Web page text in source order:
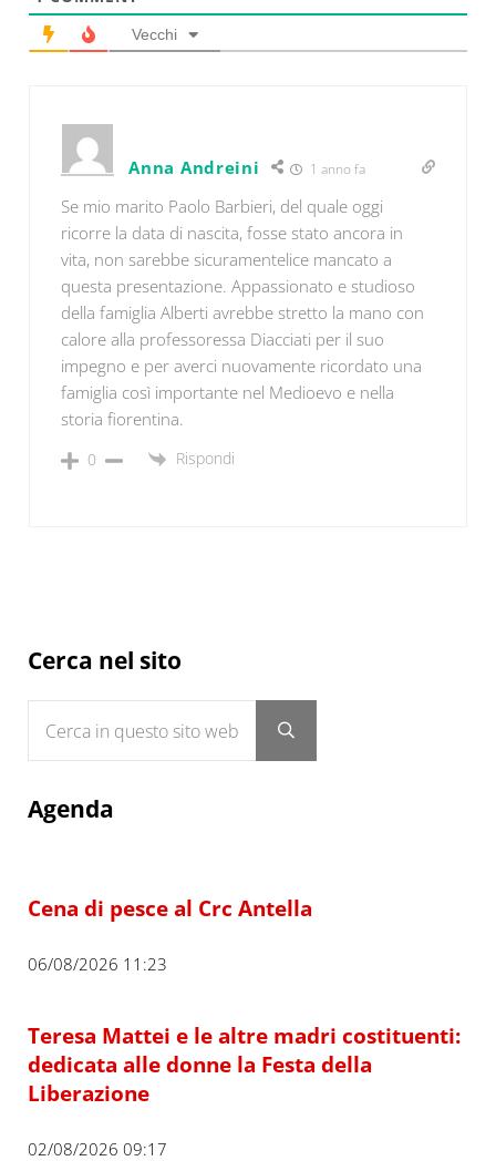
Vecchi
Anna Andreini 1 anno fa
Se mio marito Paolo Barbieri, del quale oggi
ricorre la data di nascita, fosse stato ancora in
vita, non sarebbe sicuramentelice mancato a
questa presentazione. Appassionato e studioso
della famiglia Alberti avrebbe stretto la mano con
calore alla professoressa Diacciati per il suo
impegno e per averci nuovamente ricordato una
famiglia così importante nel Medioevo e nella
storia fiorentina.
0 Rispondi
Sidebar
Cerca nel sito
Submit search
Agenda
Cena di pesce al Crc Antella
06/08/2026 11:23
Teresa Mattei e le altre madri costituenti:
dedicata alle donne la Festa della
Liberazione
02/08/2026 09:17